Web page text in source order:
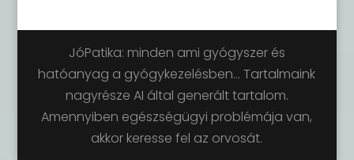
JóPatika: minden ami gyógyszer és
hatóanyag a gyógykezelésben... Tartalmaink
nagyrésze AI által generált tartalom.
Amennyiben egészségügyi problémája van,
akkor keresse fel az orvosát.